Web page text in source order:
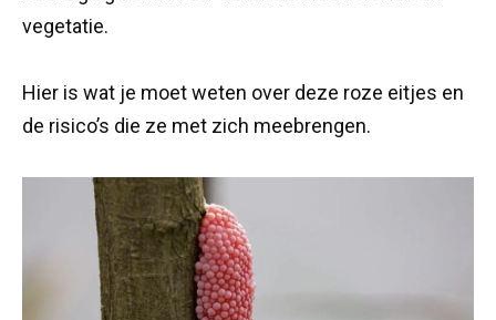
vegetatie.
Hier is wat je moet weten over deze roze eitjes en
de risico’s die ze met zich meebrengen.